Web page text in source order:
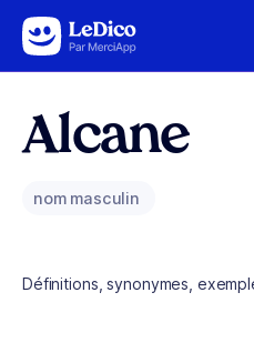
Aller au contenu
Alcane
nom masculin
Définitions, synonymes,